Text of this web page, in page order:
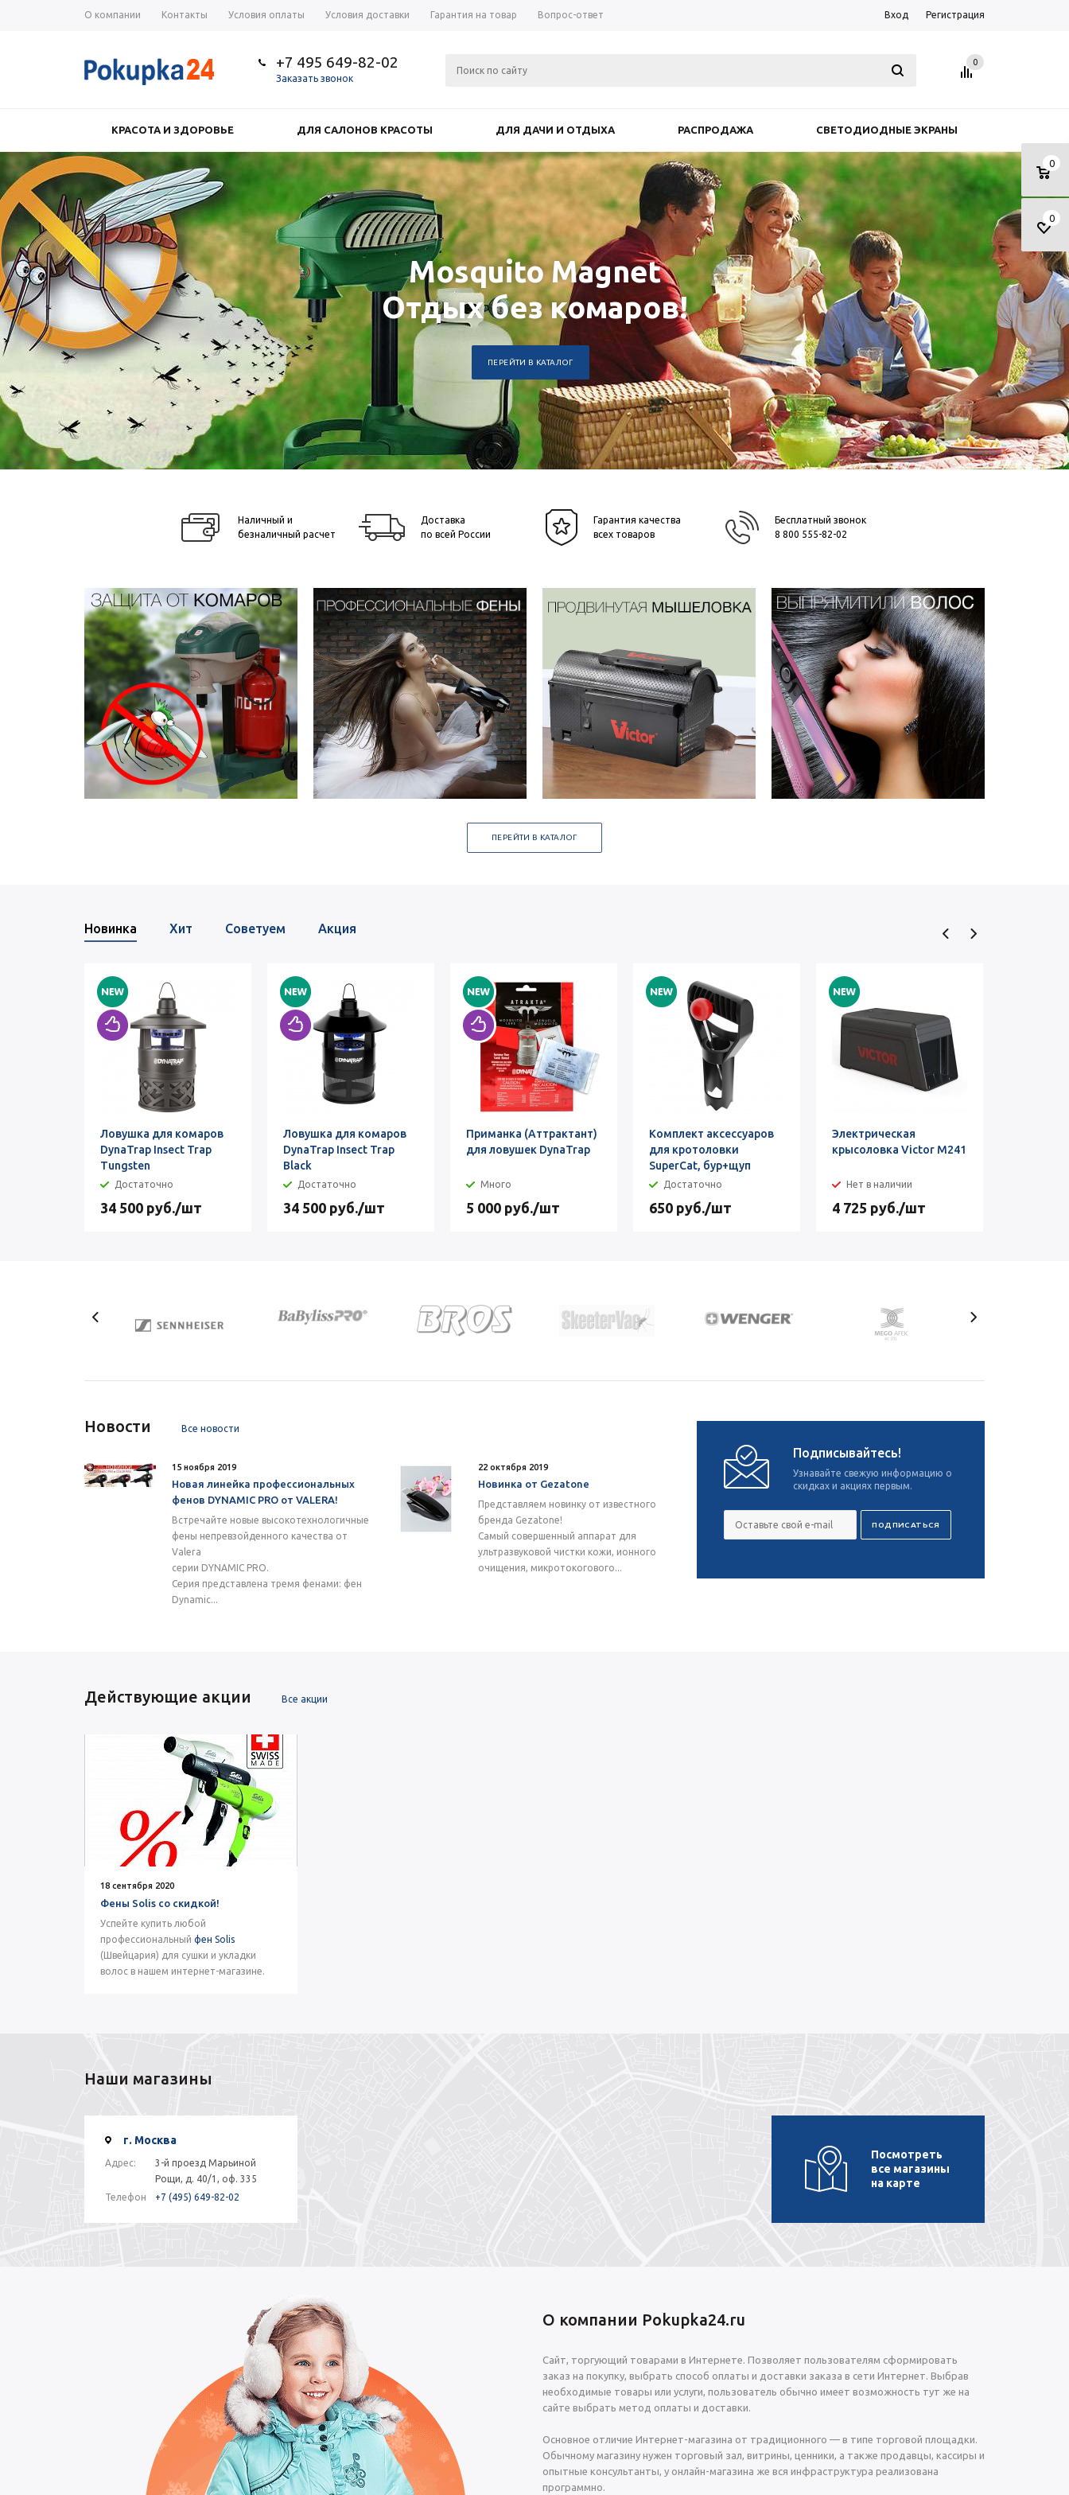
О компании Контакты Условия оплаты Условия доставки Гарантия на товар Вопрос-ответ Вход Регистрация
+7 495 649-82-02
Заказать звонок
0
0
0
КРАСОТА И ЗДОРОВЬЕ ДЛЯ САЛОНОВ КРАСОТЫ ДЛЯ ДАЧИ И ОТДЫХА РАСПРОДАЖА СВЕТОДИОДНЫЕ ЭКРАНЫ
Mosquito Magnet
Отдых без комаров!
ПЕРЕЙТИ В КАТАЛОГ
Наличный и
безналичный расчет
Доставка
по всей России
Гарантия качества
всех товаров
Бесплатный звонок
8 800 555-82-02
ПЕРЕЙТИ В КАТАЛОГ
Новинка Хит Советуем Акция
Ловушка для комаров
DynaTrap Insect Trap
Tungsten
Достаточно
34 500 руб./шт
Ловушка для комаров
DynaTrap Insect Trap
Black
Достаточно
34 500 руб./шт
Приманка (Аттрактант)
для ловушек DynaTrap
Много
5 000 руб./шт
Комплект аксессуаров
для кротоловки
SuperCat, бур+щуп
Достаточно
650 руб./шт
Электрическая
крысоловка Victor M241
Нет в наличии
4 725 руб./шт
Новости Все новости
15 ноября 2019
Новая линейка профессиональных
фенов DYNAMIC PRO от VALERA!
Встречайте новые высокотехнологичные
фены непревзойденного качества от
Valera
серии DYNAMIC PRO.
Серия представлена тремя фенами: фен
Dynamic...
22 октября 2019
Новинка от Gezatone
Представляем новинку от известного
бренда Gezatone!
Самый совершенный аппарат для
ультразвуковой чистки кожи, ионного
очищения, микротокогового...
Подписывайтесь!
Узнавайте свежую информацию о
скидках и акциях первым.
Действующие акции Все акции
18 сентября 2020
Фены Solis со скидкой!
Успейте купить любой
профессиональный фен Solis
(Швейцария) для сушки и укладки
волос в нашем интернет-магазине.
Наши магазины
г. Москва
Адрес:
3-й проезд Марьиной
Рощи, д. 40/1, оф. 335
Телефон
+7 (495) 649-82-02
Посмотреть
все магазины
на карте
О компании Pokupka24.ru
Сайт, торгующий товарами в Интернете. Позволяет пользователям сформировать
заказ на покупку, выбрать способ оплаты и доставки заказа в сети Интернет. Выбрав
необходимые товары или услуги, пользователь обычно имеет возможность тут же на
сайте выбрать метод оплаты и доставки.
Основное отличие Интернет-магазина от традиционного — в типе торговой площадки.
Обычному магазину нужен торговый зал, витрины, ценники, а также продавцы, кассиры и
опытные консультанты, у онлайн-магазина же вся инфраструктура реализована
программно.